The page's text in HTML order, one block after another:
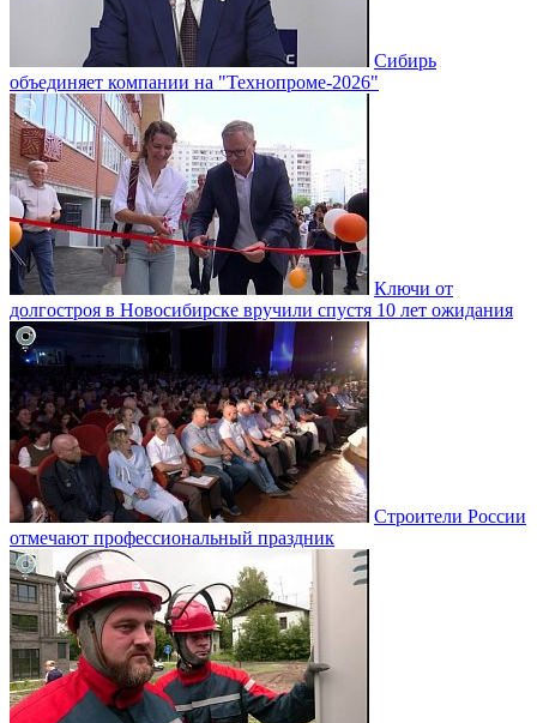
Сибирь
объединяет компании на "Технопроме-2026"
Ключи от
долгостроя в Новосибирске вручили спустя 10 лет ожидания
Строители России
отмечают профессиональный праздник